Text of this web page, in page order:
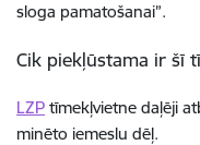
sloga pamatošanai”.
Cik piekļūstama ir šī
LZP tīmekļvietne daļēji
minēto iemeslu dēļ.